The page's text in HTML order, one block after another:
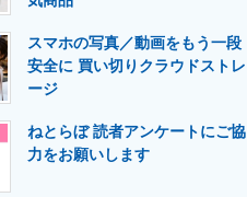
建設×テクノロジーの最前線
スマホの写真／動画をもう一段
安全に 買い切りクラウドストレ
ージ
ねとらぼ 読者アンケートにご協
力をお願いします